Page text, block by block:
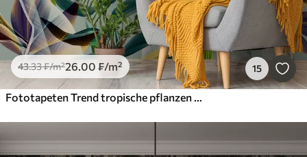
43.33₣/m²26.00 ₣/m² 15
Fototapeten Trend tropische pflanzen und blätter in heller farbe